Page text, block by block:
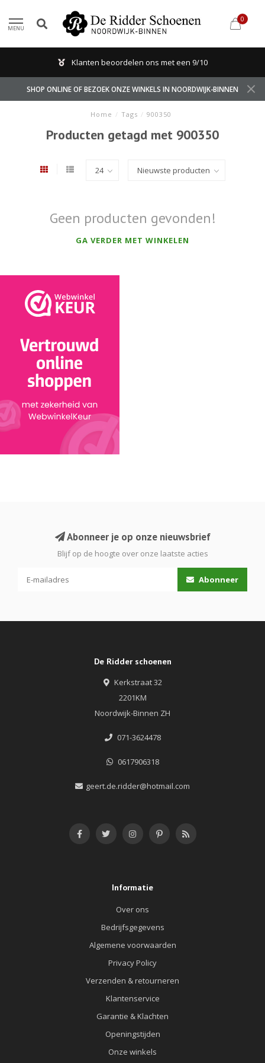
MENU
0
Klanten beoordelen ons met een 9/10
SHOP ONLINE OF BEZOEK ONZE WINKELS IN NOORDWIJK-BINNEN
Home / Tags / 900350
Producten getagd met 900350
Geen producten gevonden!
GA VERDER MET WINKELEN
Abonneer je op onze nieuwsbrief
Blijf op de hoogte over onze laatste acties
Abonneer
De Ridder schoenen
Kerkstraat 32
2201KM
Noordwijk-Binnen ZH
071-3624478
0617906318
geert.de.ridder@hotmail.com
Informatie
Over ons
Bedrijfsgegevens
Algemene voorwaarden
Privacy Policy
Verzenden & retourneren
Klantenservice
Garantie & Klachten
Openingstijden
Onze winkels